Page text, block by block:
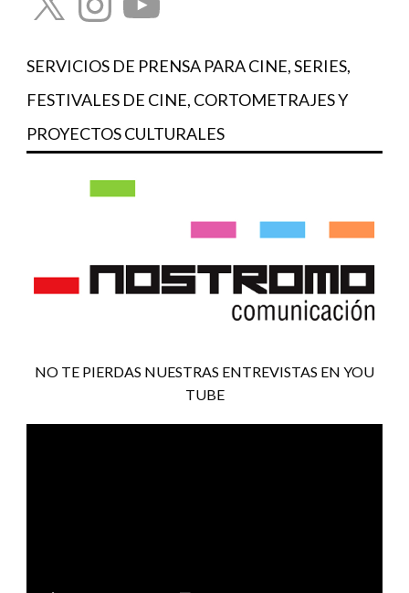
SERVICIOS DE PRENSA PARA CINE, SERIES,
FESTIVALES DE CINE, CORTOMETRAJES Y
PROYECTOS CULTURALES
NO TE PIERDAS NUESTRAS ENTREVISTAS EN YOU
TUBE